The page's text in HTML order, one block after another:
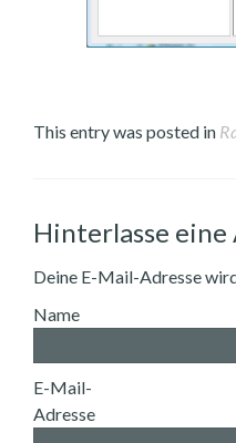
This entry was posted in
Hinterlasse
Deine E-Mail-Adresse
Name
E-Mail-
Adresse